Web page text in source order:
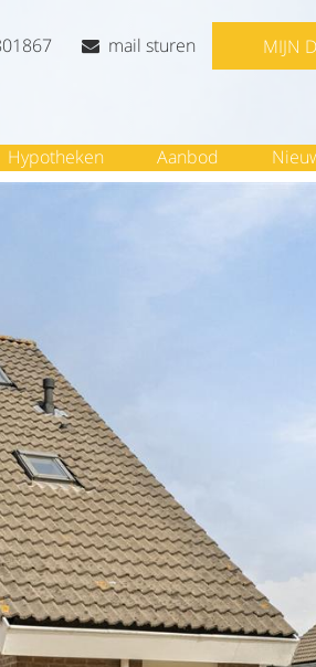
mail sturen MIJN
Hypotheken Aanbod